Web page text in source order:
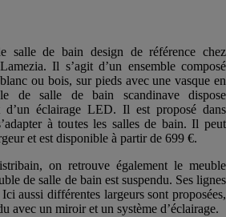
salle de bain design de référence chez
Il s’agit d’un ensemble composé
ou bois, sur pieds avec une vasque en
de salle de bain scandinave dispose
d’un éclairage LED. Il est proposé dans
à toutes les salles de bain. Il peut
et est disponible à partir de 699 €.
on retrouve également le meuble
de salle de bain est suspendu. Ses lignes
aussi différentes largeurs sont proposées,
avec un miroir et un système d’éclairage.